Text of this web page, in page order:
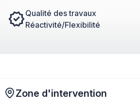
Qualité des travaux
Réactivité/Flexibilité
Zone d'intervention